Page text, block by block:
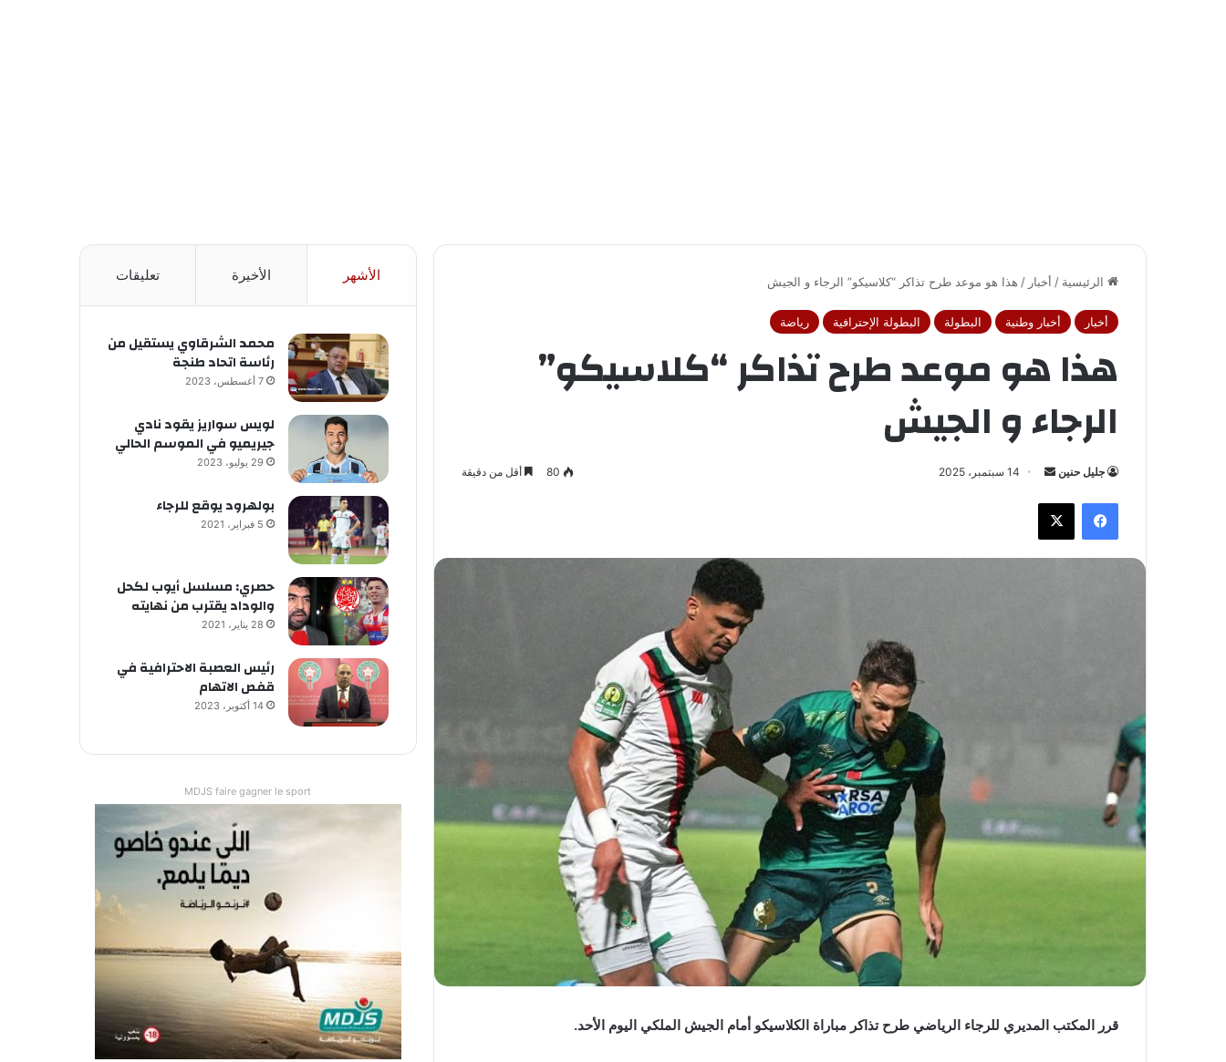
الرئيسية / أخبار / هذا هو موعد طرح تذاكر “كلاسيكو” الرجاء و الجيش
أخبار أخبار وطنية البطولة البطولة الإحترافية رياضة
هذا هو موعد طرح تذاكر “كلاسيكو”
الرجاء و الجيش
جليل حنين
ل
ب
ا
14 سبتمبر، 2025 80 أقل من دقيقة
فيسبوك
قرر المكتب المديري للرجاء الرياضي طرح تذاكر مباراة الكلاسيكو أمام الجيش الملكي اليوم الأحد.
الأشهر الأخيرة تعليقات
محمد الشرقاوي يستقيل من
رئاسة اتحاد طنجة
7 أغسطس، 2023
لويس سواريز يقود نادي
جيريميو في الموسم الحالي
29 يوليو، 2023
بولهرود يوقع للرجاء
5 فبراير، 2021
حصري: مسلسل أيوب لكحل
والوداد يقترب من نهايته
28 يناير، 2021
رئيس العصبة الاحترافية في
قفص الاتهام
14 أكتوبر، 2023
MDJS faire gagner le sport